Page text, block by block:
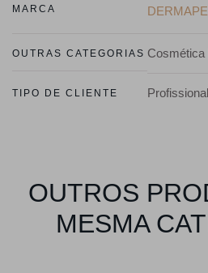
MARCA
OUTRAS CATEGORIAS Cosmética
TIPO DE CLIENTE Profissional
OUTROS
MESMA